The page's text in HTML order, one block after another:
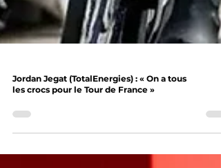
Jordan Jegat (TotalEnergies) : « On a tous